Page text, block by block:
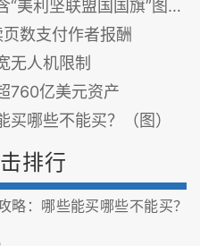
利坚联盟国国旗”图案商品
数支付作者报酬
无人机限制
760亿美元资产
哪些不能买？（图）
排行
略：哪些能买哪些不能买？